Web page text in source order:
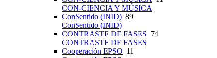
CON-CIENCIA Y MÚSICA
ConSentido (INID) 89
ConSentido (INID)
CONTRASTE DE FASES 74
CONTRASTE DE FASES
Cooperación EPSO 11